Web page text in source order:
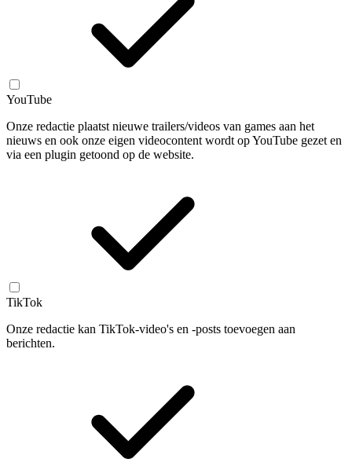
YouTube
Onze redactie plaatst nieuwe trailers/videos van games aan het
nieuws en ook onze eigen videocontent wordt op YouTube gezet en
via een plugin getoond op de website.
TikTok
Onze redactie kan TikTok-video's en -posts toevoegen aan
berichten.